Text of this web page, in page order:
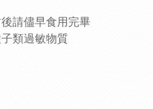
請儘早食用完畢
類過敏物質